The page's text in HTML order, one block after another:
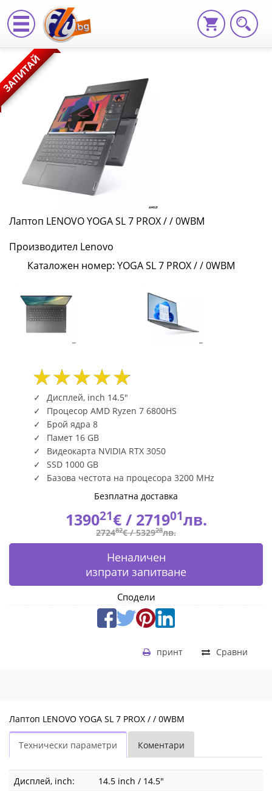
Лаптоп
LENOVO
YOGA
SL
7
PROX
/
/
0WBM
YOGA
SL
7
PROX
/
/
0WBM
|
Fly.bg
ЗАПИТАЙ
Лаптоп LENOVO YOGA SL 7 PROX / / 0WBM
Производител Lenovo
Каталожен номер: YOGA SL 7 PROX / / 0WBM
Дисплей, inch 14.5"
Процесор AMD Ryzen 7 6800HS
Брой ядра 8
Памет 16 GB
Видеокарта NVIDIA RTX 3050
SSD 1000 GB
Базова честота на процесора 3200 MHz
Безплатна доставка
139021€ / 271901лв.
272482€ /532928лв.
Неналичен
изпрати запитване
Сподели
Сравни
принт
Лаптоп LENOVO YOGA SL 7 PROX / / 0WBM
Технически параметри Коментари
Дисплей, inch:
14.5 inch / 14.5"